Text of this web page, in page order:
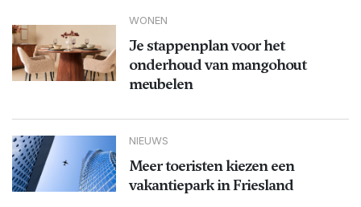
WONEN
Je stappenplan voor het
onderhoud van mangohout
meubelen
NIEUWS
Meer toeristen kiezen een
vakantiepark in Friesland